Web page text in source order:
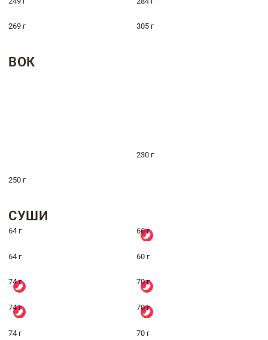
269 г 305 г
ВОК
230 г
250 г
СУШИ
64 г 66 г
64 г 60 г
74 г 70 г
74 г 70 г
74 г 70 г